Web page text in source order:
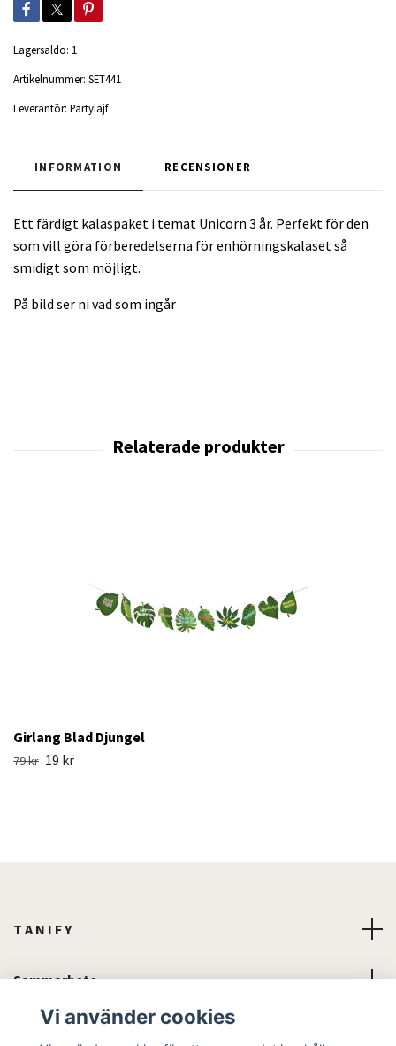
Lagersaldo: 1
Artikelnummer: SET441
Leverantör: Partylajf
INFORMATION RECENSIONER
Ett färdigt kalaspaket i temat Unicorn 3 år. Perfekt för den
som vill göra förberedelserna för enhörningskalaset så
smidigt som möjligt.
På bild ser ni vad som ingår
Girlang Blad Djungel
79 kr 19 kr
T A N I F Y
Sammarbete
Läs mer
Vi använder cookies